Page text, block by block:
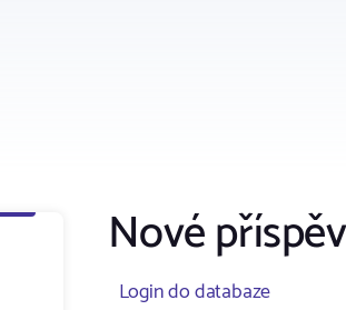
Nové
Login do databaze